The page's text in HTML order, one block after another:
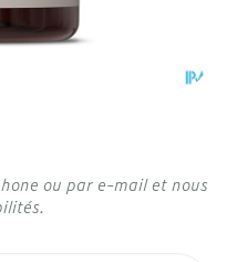
ou par e-mail et nous